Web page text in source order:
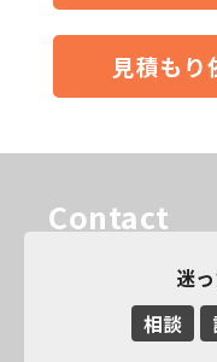
見積もり
Contact
迷
相談